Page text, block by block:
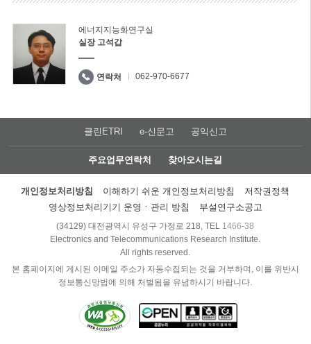
에너지지능화연구실
실장 고석갑
연락처 062-970-6677
클린ETRI e-신문고 공익신고
주요업무연락처 찾아오시는길
개인정보처리방침 이해하기 쉬운 개인정보처리방침
저작권정책
영상정보처리기기 운영ㆍ관리 방침
부설연구소공고
(34129) 대전광역시 유성구 가정로 218, TEL 1466-38
Electronics and Telecommunications Research Institute.
All rights reserved.
본 홈페이지에 게시된 이메일 주소가 자동수집되는 것을 거부하며, 이를 위반시
정보통신망법에 의해 처벌됨을 유념하시기 바랍니다.